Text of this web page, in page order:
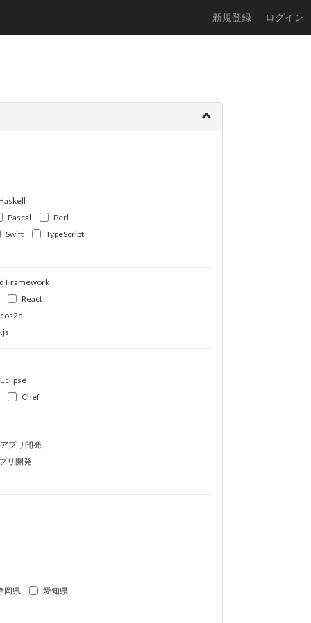
新規登録 ログイン
Pascal
Perl
Swift
TypeScript
Framework
React
Eclipse
Chef
プリ開発
リ開発
岡県
愛知県